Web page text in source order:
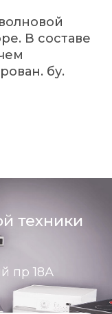
В составе
бу.
техники
пр 18А